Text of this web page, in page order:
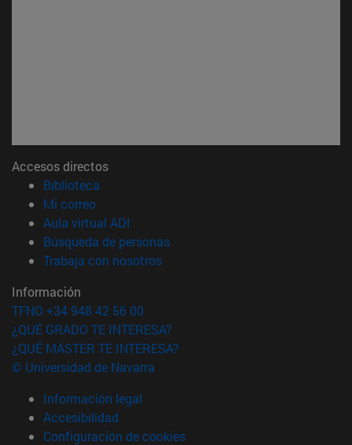
Accesos directos
Biblioteca
Mi correo(abre en nueva ventana)
Aula virtual ADI
Búsqueda de personas(abre en nueva ventana)
Trabaja con nosotros(abre en nueva ventana)
Información
TFNO +34 948 42 56 00
¿QUÉ GRADO TE INTERESA?
¿QUÉ MÁSTER TE INTERESA?
© Universidad de Navarra
Información legal
Accesibilidad
Configuración de cookies